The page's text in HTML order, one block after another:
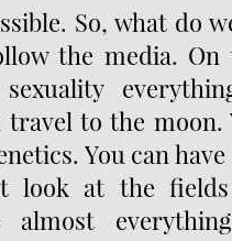
So, what do
the media.
travel to the moon.
You can
look at the
almost